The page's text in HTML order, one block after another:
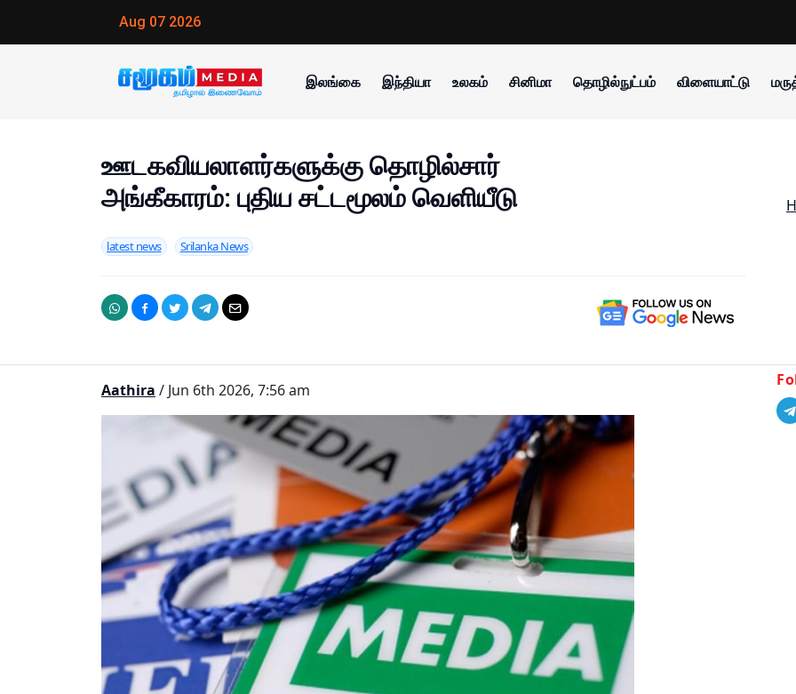
Aug 07 2026
இலங்கை இந்தியா உலகம் சினிமா தொழில்நுட்பம் விளையாட்டு
ஊடகவியலாளர்களுக்கு தொழில்சார்
அங்கீகாரம்: புதிய சட்டமூலம் வெளியீடு
latest news Srilanka News
Aathira / Jun 6th 2026, 7:56 am